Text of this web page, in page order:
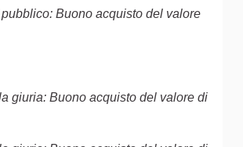
Buono acquisto del valore
giuria: Buono acquisto del valore di